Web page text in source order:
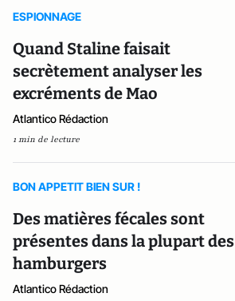
ESPIONNAGE
Quand Staline faisait
secrètement analyser les
excréments de Mao
Atlantico Rédaction
1 min de lecture
BON APPETIT BIEN SUR !
Des matières fécales sont
présentes dans la plupart des
hamburgers
Atlantico Rédaction